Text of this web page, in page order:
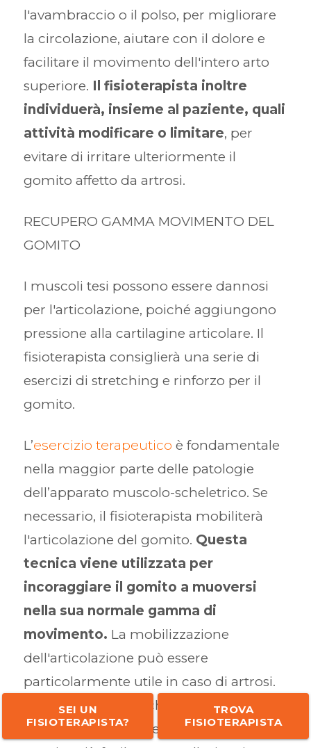
l'avambraccio o il polso, per migliorare
la circolazione, aiutare con il dolore e
facilitare il movimento dell'intero arto
superiore. Il fisioterapista inoltre
individuerà, insieme al paziente, quali
attività modificare o limitare, per
evitare di irritare ulteriormente il
gomito affetto da artrosi.
RECUPERO GAMMA MOVIMENTO DEL
GOMITO
I muscoli tesi possono essere dannosi
per l'articolazione, poiché aggiungono
pressione alla cartilagine articolare. Il
fisioterapista consiglierà una serie di
esercizi di stretching e rinforzo per il
gomito.
L’esercizio terapeutico è fondamentale
nella maggior parte delle patologie
dell’apparato muscolo-scheletrico. Se
necessario, il fisioterapista mobiliterà
l'articolazione del gomito. Questa
tecnica viene utilizzata per
incoraggiare il gomito a muoversi
nella sua normale gamma di
movimento. La mobilizzazione
dell'articolazione può essere
particolarmente utile in caso di artrosi.
A volte ottenere anche solo pochi gradi
di movimento consente di utilizzare il
SEI UN
FISIOTERAPISTA?
TROVA
FISIOTERAPISTA